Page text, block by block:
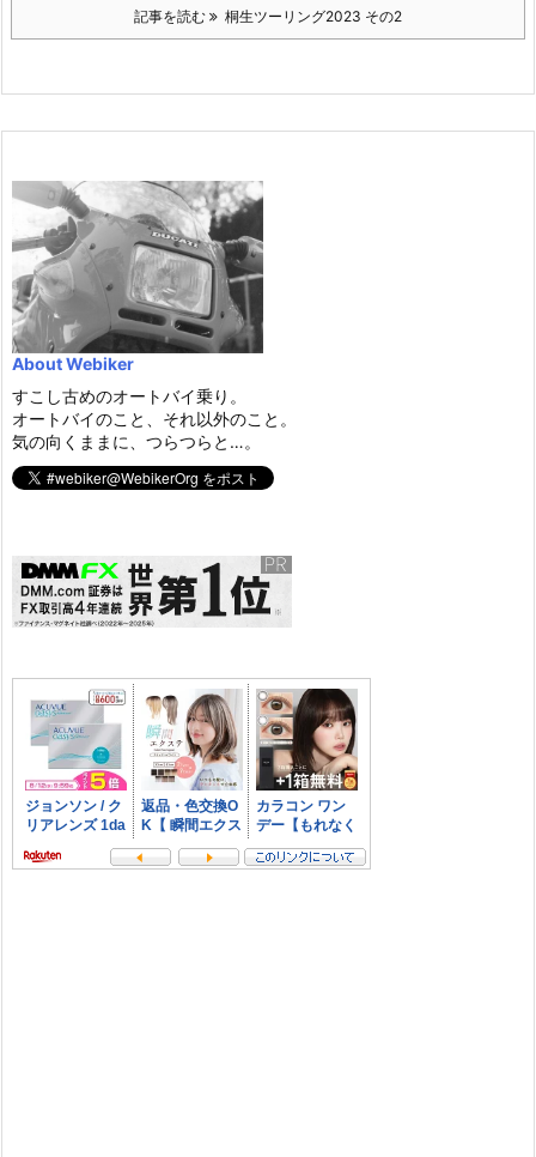
記事を読む 桐生ツーリング2023 その2
About Webiker
すこし古めのオートバイ乗り。
オートバイのこと、それ以外のこと。
気の向くままに、つらつらと…。